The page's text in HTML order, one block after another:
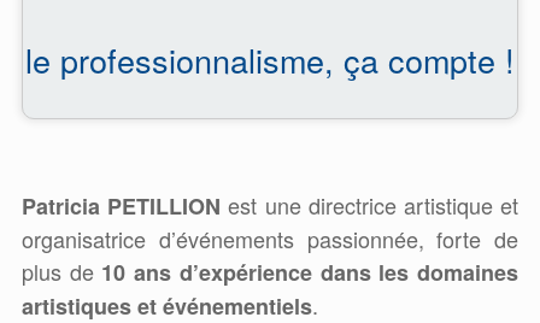
le professionnalisme, ça compte !
Patricia PETILLION est une directrice artistique et
organisatrice d’événements passionnée, forte de
plus de 10 ans d’expérience dans les domaines
artistiques et événementiels.